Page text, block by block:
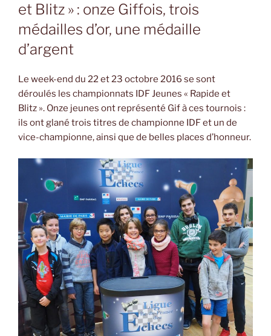
et Blitz » : onze Giffois, trois
médailles d’or, une médaille
d’argent
Le week-end du 22 et 23 octobre 2016 se sont
déroulés les championnats IDF Jeunes « Rapide et
Blitz ». Onze jeunes ont représenté Gif à ces tournois :
ils ont glané trois titres de championne IDF et un de
vice-championne, ainsi que de belles places d’honneur.